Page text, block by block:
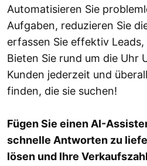
Automatisieren Sie
Aufgaben, reduzieren Sie
erfassen Sie effektiv
Bieten Sie rund um die Uhr
Kunden jederzeit und
finden, die sie suchen!
Fügen Sie einen AI-
schnelle Antworten zu
lösen und Ihre